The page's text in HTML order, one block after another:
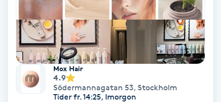
Bröllopsuppsättning
Celluliter
Coachning
Mox Hair
4.9
Södermannagatan 53, Stockholm
Tider fr. 14:25, Imorgon